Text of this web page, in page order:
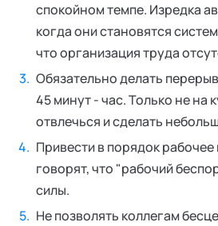
спокойном темпе. Изредка
когда они становятся
что организация труда
Обязательно делать
45 минут - час. Только не на
отвлечься и сделать
Привести в порядок
говорят, что "рабочий
силы.
Не позволять коллегам